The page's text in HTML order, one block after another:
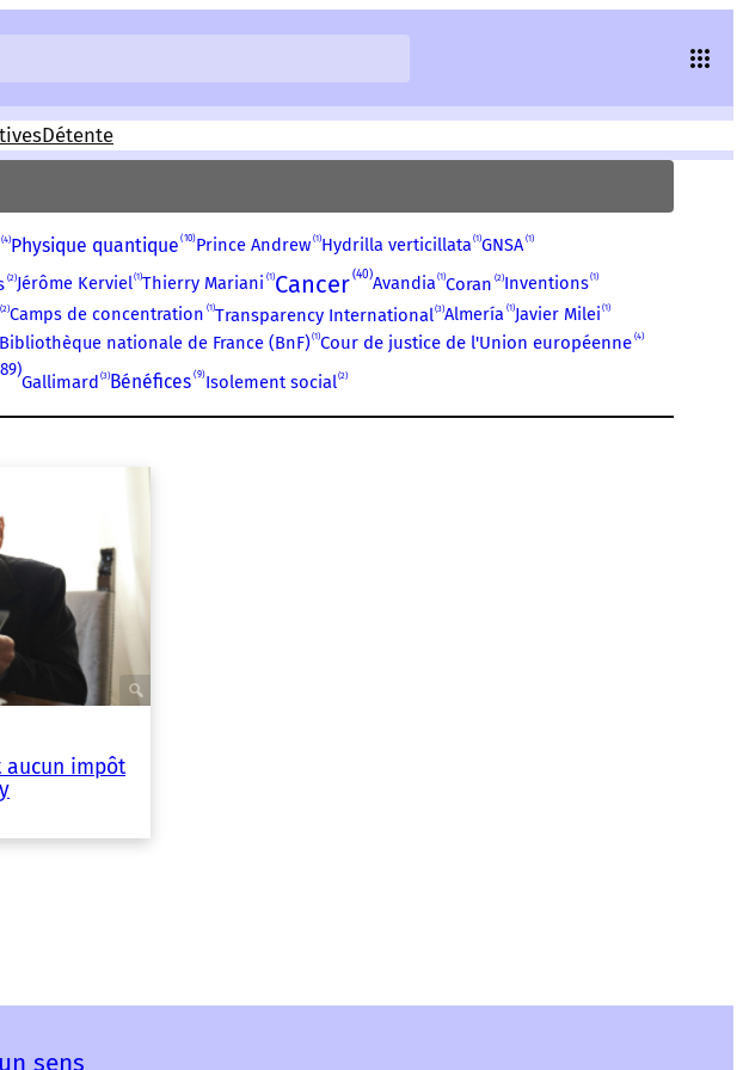
Détente
4 Physique quantique 10 Prince Andrew 1 Hydrilla verticillata 1 GNSA 1
2 Jérôme Kerviel 1 Thierry Mariani 1 Cancer 40 Avandia 1 Coran 2 Inventions 1
2 Camps de concentration 1 Transparency International 3 Almería 1 Javier Milei 1
nationale de France (BnF) 1 Cour de justice de l'Union européenne 4
89
Gallimard 3 Bénéfices 9 Isolement social 2
aucun impôt
sens